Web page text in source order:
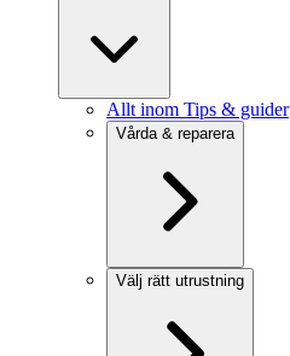
Allt inom Tips & guider
Vårda & reparera
Välj rätt utrustning